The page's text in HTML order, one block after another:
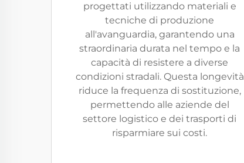
progettati utilizzando materiali e
tecniche di produzione
all'avanguardia, garantendo una
straordinaria durata nel tempo e la
capacità di resistere a diverse
condizioni stradali. Questa longevità
riduce la frequenza di sostituzione,
permettendo alle aziende del
settore logistico e dei trasporti di
risparmiare sui costi.